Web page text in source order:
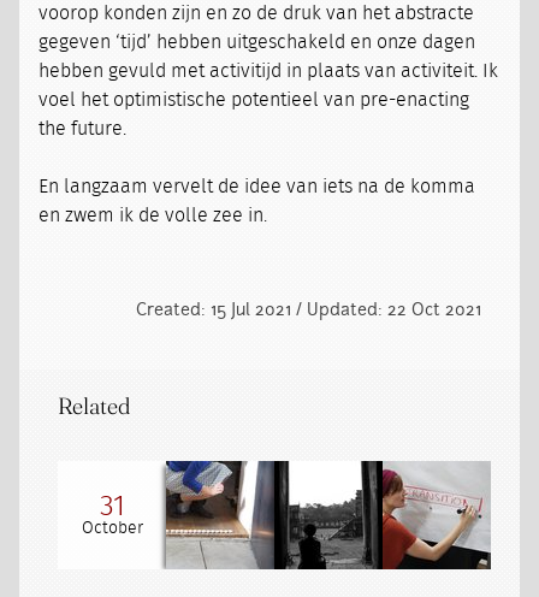
voorop konden zijn en zo de druk van het abstracte
gegeven ‘tijd’ hebben uitgeschakeld en onze dagen
hebben gevuld met activitijd in plaats van activiteit. Ik
voel het optimistische potentieel van pre-enacting
the future.
En langzaam vervelt de idee van iets na de komma
en zwem ik de volle zee in.
Created: 15 Jul 2021 / Updated: 22 Oct 2021
Related
31
October